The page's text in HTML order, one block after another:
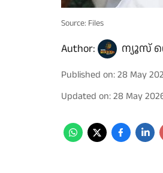
Source: Files
Author: ന്യൂസ്
Published on:28 May
Updated on:28 May